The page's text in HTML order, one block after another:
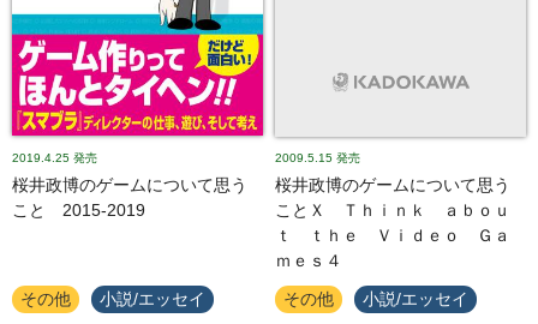
2019.4.25 発売
桜井政博のゲームについて思う
こと 2015-2019
その他 小説/エッセイ
2009.5.15 発売
桜井政博のゲームについて思う
ことＸ Ｔｈｉｎｋ ａｂｏｕ
ｔ ｔｈｅ Ｖｉｄｅｏ Ｇａ
ｍｅｓ４
その他 小説/エッセイ